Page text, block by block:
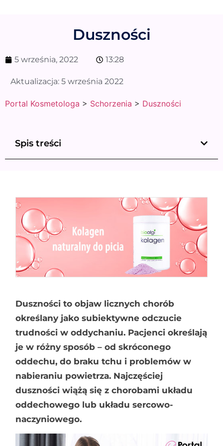
Duszności
5 września, 2022 13:28
Aktualizacja: 5 września 2022
Portal Kosmetologa > Schorzenia > Duszności
Spis treści
Duszności to objaw licznych chorób
określany jako subiektywne odczucie
trudności w oddychaniu. Pacjenci określają
je w różny sposób – od skróconego
oddechu, do braku tchu i problemów w
nabieraniu powietrza. Najczęściej
duszności wiążą się z chorobami układu
oddechowego lub układu sercowo-
naczyniowego.